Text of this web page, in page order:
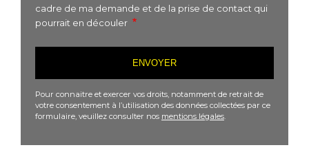
cadre de ma demande et de la prise de contact qui
pourrait en découler
Pour connaitre et exercer vos droits, notamment de retrait de
votre consentement à l’utilisation des données collectées par ce
formulaire, veuillez consulter nos mentions légales